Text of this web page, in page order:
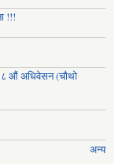
!!!
औं अधिवेसन (चौथो
अन्य